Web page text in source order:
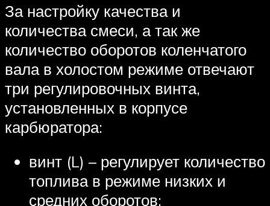
За настройку качества и
количества смеси, а так же
количество оборотов коленчатого
вала в холостом режиме отвечают
три регулировочных винта,
установленных в корпусе
карбюратора:
винт (L) – регулирует количество
топлива в режиме низких и
средних оборотов;